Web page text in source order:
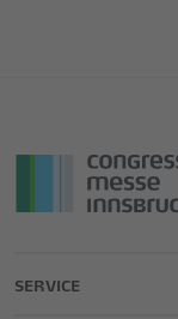
SERVICE